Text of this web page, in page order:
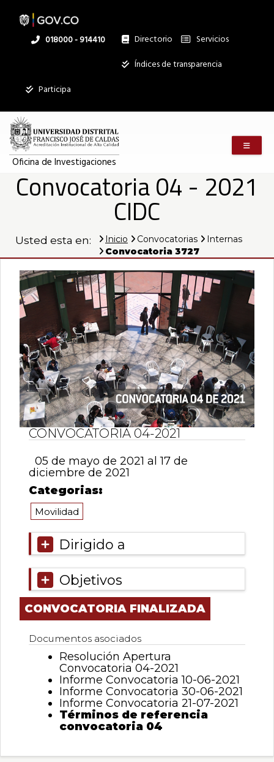
contenido
Linea
018000 - 914410 Directorio
Institucional
Servicios
Índices de transparencia
Participa
Oficina de Investigaciones
Convocatoria 04 - 2021
CIDC
Usted esta en: Inicio Convocatorias
Internas
Convocatoria 3727
CONVOCATORIA 04-2021
05 de mayo de 2021 al 17 de
diciembre de 2021
Categorias:
Movilidad
Dirigido a
Objetivos
CONVOCATORIA FINALIZADA
Documentos asociados
Resolución Apertura
Convocatoria 04-2021
Informe Convocatoria 10-06-2021
Informe Convocatoria 30-06-2021
Informe Convocatoria 21-07-2021
Términos de referencia
convocatoria 04
registros
Buscar:
Servicios
disponible en
esta tabla
registros
Anterior
Siguiente